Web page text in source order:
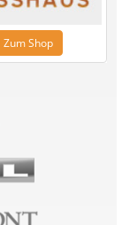
Zum Shop